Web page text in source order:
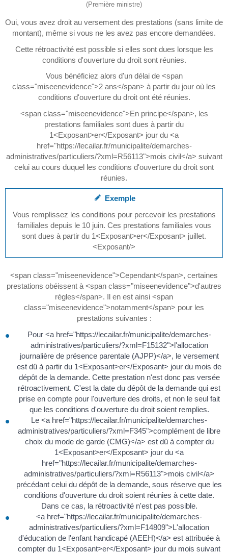
(Première ministre)
Oui, vous avez droit au versement des prestations (sans limite de
montant), même si vous ne les avez pas encore demandées.
Cette rétroactivité est possible si elles sont dues lorsque les
conditions d'ouverture du droit sont réunies.
Vous bénéficiez alors d'un délai de <span
class="miseenevidence">2 ans</span> à partir du jour où les
conditions d'ouverture du droit ont été réunies.
<span class="miseenevidence">En principe</span>, les
prestations familiales sont dues à partir du
1<Exposant>er</Exposant> jour du <a
href="https://lecailar.fr/municipalite/demarches-
administratives/particuliers/?xml=R56113">mois civil</a> suivant
celui au cours duquel les conditions d'ouverture du droit sont
réunies.
Exemple
Vous remplissez les conditions pour percevoir les prestations
familiales depuis le 10 juin. Ces prestations familiales vous
sont dues à partir du 1<Exposant>er</Exposant> juillet.
<Exposant/>
<span class="miseenevidence">Cependant</span>, certaines
prestations obéissent à <span class="miseenevidence">d'autres
règles</span>. Il en est ainsi <span
class="miseenevidence">notamment</span> pour les
prestations suivantes :
Pour <a href="https://lecailar.fr/municipalite/demarches-
administratives/particuliers/?xml=F15132">l'allocation
journalière de présence parentale (AJPP)</a>, le versement
est dû à partir du 1<Exposant>er</Exposant> jour du mois de
dépôt de la demande. Cette prestation n'est donc pas versée
rétroactivement. C'est la date du dépôt de la demande qui est
prise en compte pour l'ouverture des droits, et non le seul fait
que les conditions d'ouverture du droit soient remplies.
Le <a href="https://lecailar.fr/municipalite/demarches-
administratives/particuliers/?xml=F345">complément de libre
choix du mode de garde (CMG)</a> est dû à compter du
1<Exposant>er</Exposant> jour du <a
href="https://lecailar.fr/municipalite/demarches-
administratives/particuliers/?xml=R56113">mois civil</a>
précédant celui du dépôt de la demande, sous réserve que les
conditions d'ouverture du droit soient réunies à cette date.
Dans ce cas, la rétroactivité n'est pas possible.
<a href="https://lecailar.fr/municipalite/demarches-
administratives/particuliers/?xml=F14809">L'allocation
d'éducation de l'enfant handicapé (AEEH)</a> est attribuée à
compter du 1<Exposant>er</Exposant> jour du mois suivant